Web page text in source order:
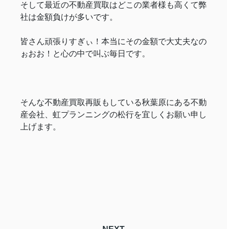
そして最近の不動産買取はどこの業者様も高くて弊
社は金額負けが多いです。
皆さん頑張りすぎぃ！本当にその金額で大丈夫なの
ぉおお！と心の中で叫ぶ毎日です。
そんな不動産買取再販もしている秋葉原にある不動
産会社、虹プランニングの松行を宜しくお願い申し
上げます。